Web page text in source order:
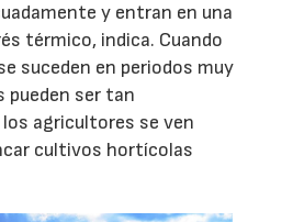
y entran en una
térmico, indica. Cuando
suceden en periodos muy
pueden ser tan
agricultores se ven
cultivos hortícolas